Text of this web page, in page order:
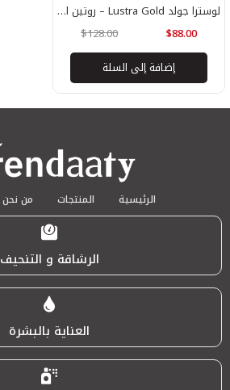
لوسترا جولد Lustra Gold – روتين العناية بالشعر الذكي برقاقات الذهب الحقيقة
$88.00
$128.00
إضافة إلى السلة
الرئيسية المنتجات من نحن
الرشاقة و التنحيف
العناية بالبشرة